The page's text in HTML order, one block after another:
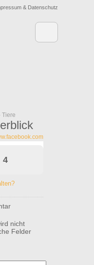
& Datenschutz
Tiere
4
nicht
Felder